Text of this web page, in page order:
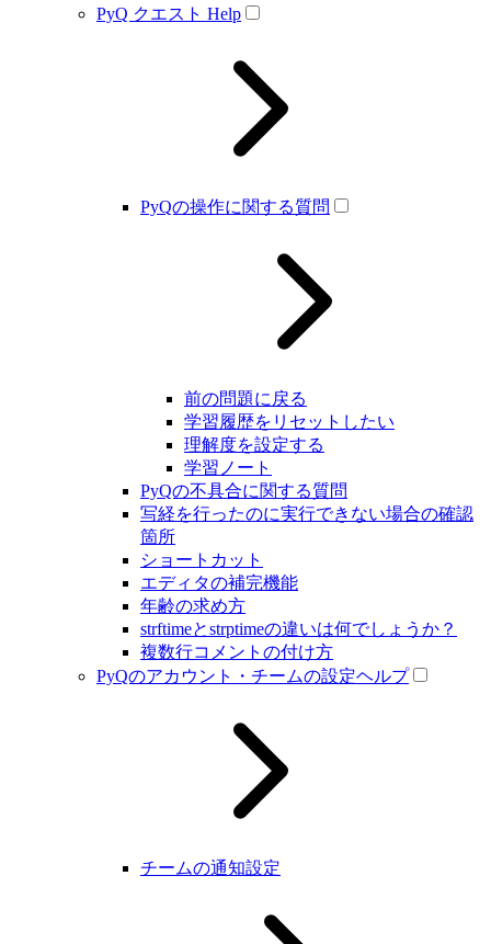
PyQ クエスト Help
PyQの操作に関する質問
前の問題に戻る
学習履歴をリセットしたい
理解度を設定する
学習ノート
PyQの不具合に関する質問
写経を行ったのに実行できない場合の確認
箇所
ショートカット
エディタの補完機能
年齢の求め方
strftimeとstrptimeの違いは何でしょうか？
複数行コメントの付け方
PyQのアカウント・チームの設定ヘルプ
チームの通知設定